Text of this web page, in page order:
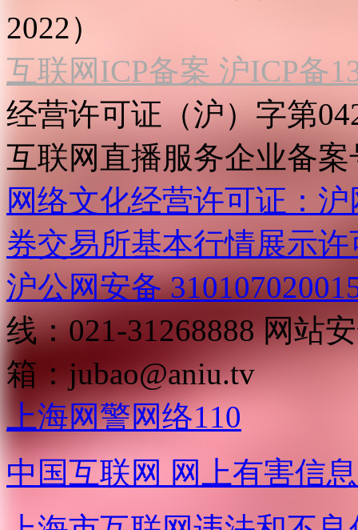
2022）
互联网ICP备案 沪ICP备
经营许可证（沪）字第
互联网直播服务企业备案
网络文化经营许可证：
券交易所基本行情展示许
沪公网安备
线：021-31268888 网站
箱： jubao@aniu.tv
上海网警网络110
中国互联网 网上有害信